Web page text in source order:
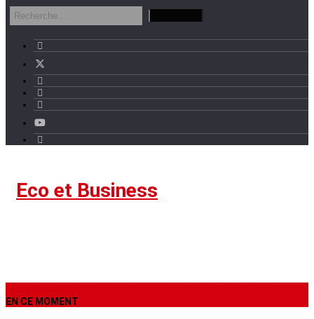
Eco et Business
EN CE MOMENT